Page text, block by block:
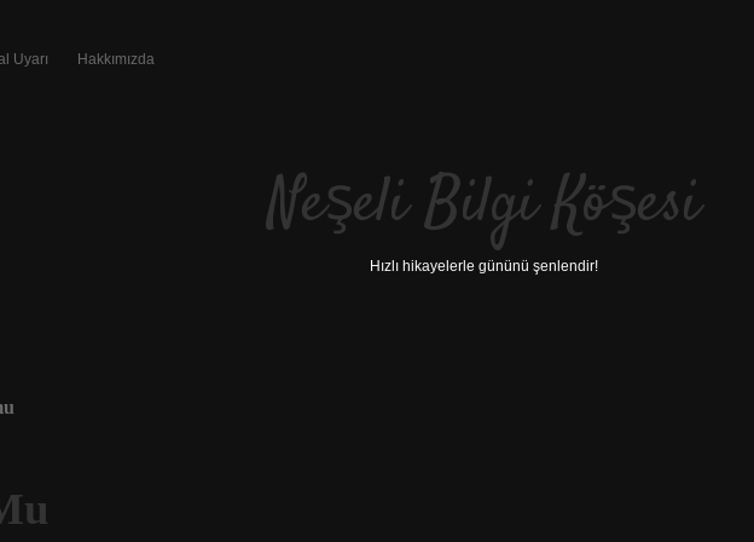
Uyarı Hakkımızda
Neşeli Bilgi Köşesi
Hızlı hikayelerle gününü şenlendir!